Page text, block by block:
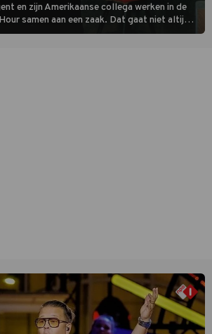
en zijn Amerikaanse collega werken in de
samen aan een zaak. Dat gaat niet altijd